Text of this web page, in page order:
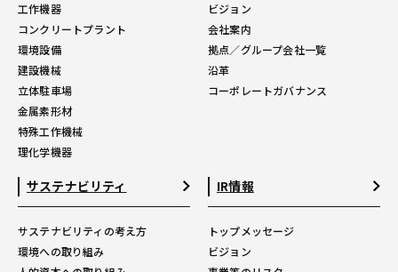
工作機器
コンクリートプラント
環境設備
建設機械
立体駐車場
金属素形材
特殊工作機械
理化学機器
ビジョン
会社案内
拠点／グループ会社一覧
沿革
コーポレートガバナンス
サステナビリティ
サステナビリティの考え方
環境への取り組み
IR情報
トップメッセージ
ビジョン